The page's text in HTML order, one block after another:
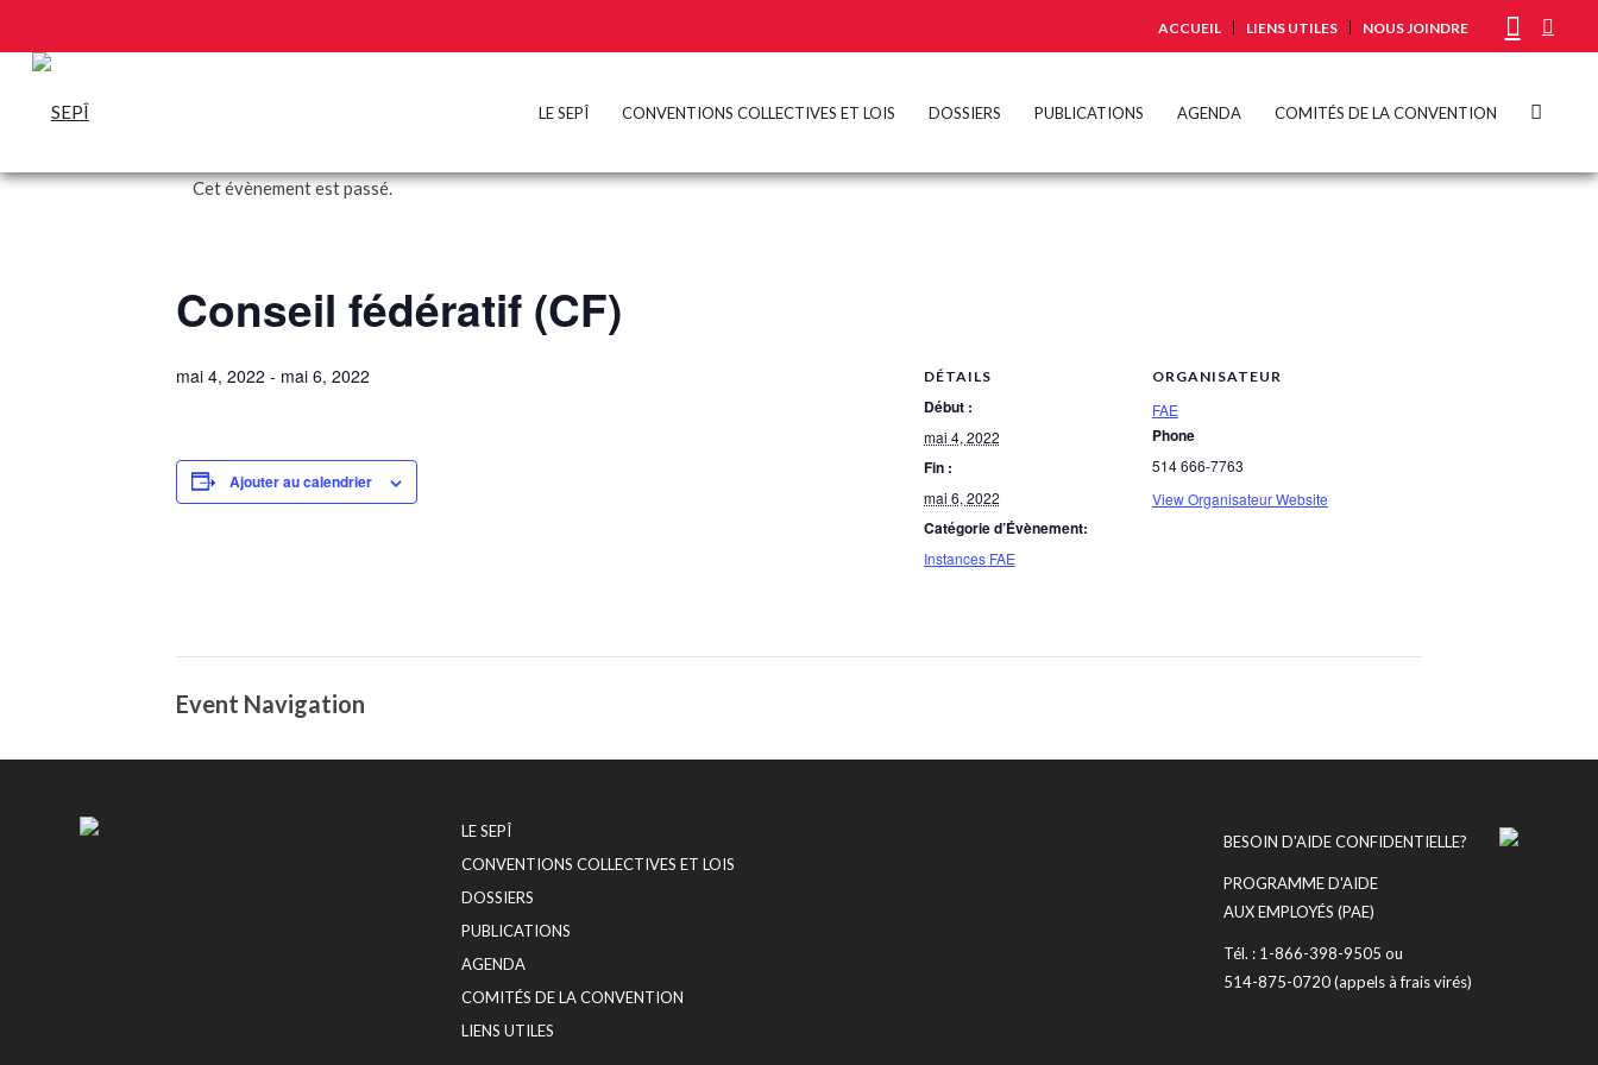
ACCUEIL LIENS UTILES NOUS JOINDRE
LE SEPÎ CONVENTIONS COLLECTIVES ET LOIS DOSSIERS PUBLICATIONS AGENDA COMITÉS DE LA CONVENTION
Cet évènement est passé.
Conseil fédératif (CF)
mai 4, 2022 - mai 6, 2022
Ajouter au calendrier
DÉTAILS
Début :
mai 4, 2022
Fin :
mai 6, 2022
Catégorie d’Évènement:
Instances FAE
ORGANISATEUR
FAE
Phone
514 666-7763
View Organisateur Website
Event Navigation
LE SEPÎ
CONVENTIONS COLLECTIVES ET LOIS
DOSSIERS
PUBLICATIONS
AGENDA
COMITÉS DE LA CONVENTION
LIENS UTILES
BESOIN D'AIDE CONFIDENTIELLE?
PROGRAMME D'AIDE
AUX EMPLOYÉS (PAE)
Tél. : 1-866-398-9505 ou
514-875-0720 (appels à frais virés)